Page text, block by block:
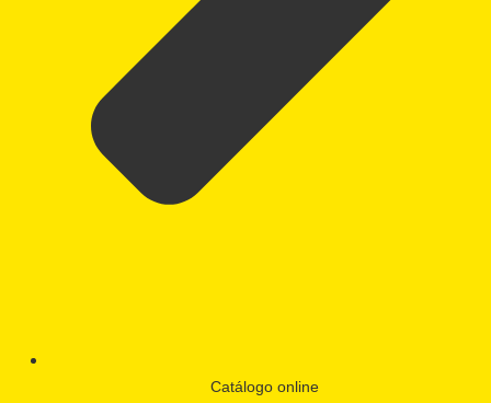
Catálogo online